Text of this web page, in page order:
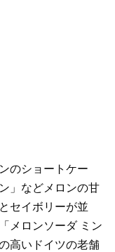
のショートケー
」などメロンの甘
セイボリーが並
メロンソーダ ミン
高いドイツの老舗